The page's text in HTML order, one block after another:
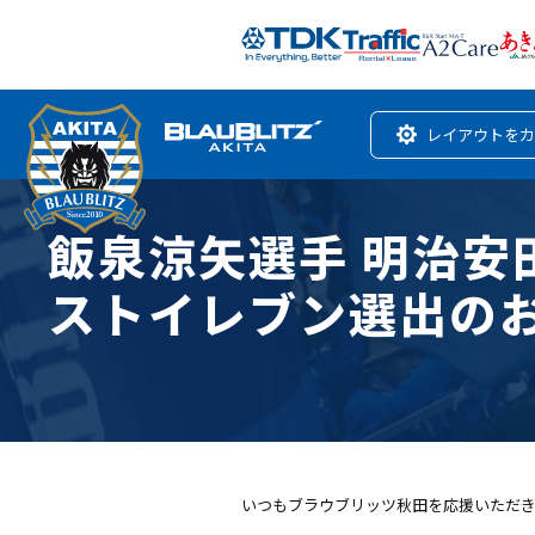
レイアウトを
飯泉涼矢選手 明治
ストイレブン選出の
いつもブラウブリッツ秋田を応援いただ